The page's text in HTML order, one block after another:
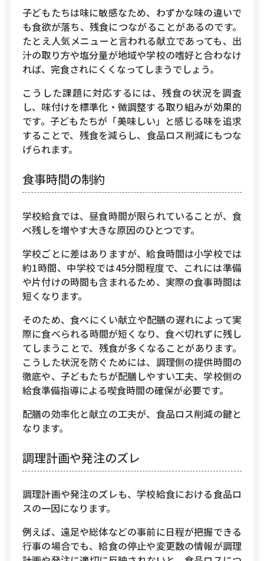
子どもたちは味に敏感なため、わずかな味の違いで
も食欲が落ち、残食につながることがあるのです。
たとえ人気メニューと言われる献立であっても、出
汁の取り方や塩分量が地域や学校の嗜好と合わなけ
れば、完食されにくくなってしまうでしょう。
こうした課題に対応するには、残食の状況を調査
し、味付けを標準化・微調整する取り組みが効果的
です。子どもたちが「美味しい」と感じる味を追求
することで、残食を減らし、食品ロス削減にもつな
げられます。
食事時間の制約
学校給食では、昼食時間が限られていることが、食
べ残しを増やす大きな原因のひとつです。
学校ごとに差はありますが、給食時間は小学校では
約1時間、中学校では45分間程度で、これには準備
や片付けの時間も含まれるため、実際の食事時間は
短くなります。
そのため、食べにくい献立や配膳の遅れによって実
際に食べられる時間が短くなり、食べ切れずに残し
てしまうことで、残食が多くなることがあります。
こうした状況を防ぐためには、調理側の提供時間の
徹底や、子どもたちが配膳しやすい工夫、学校側の
給食準備指導による喫食時間の確保が必要です。
配膳の効率化と献立の工夫が、食品ロス削減の鍵と
なります。
調理計画や発注のズレ
調理計画や発注のズレも、学校給食における食品ロ
スの一因になります。
例えば、遠足や総体などの事前に日程が把握できる
行事の場合でも、給食の停止や変更数の情報が調理